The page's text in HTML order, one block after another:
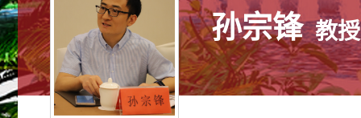
孙宗锋 教授